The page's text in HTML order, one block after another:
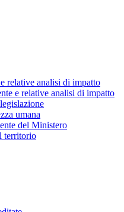
relative analisi di impatto
e relative analisi di impatto
umana
del Ministero
territorio